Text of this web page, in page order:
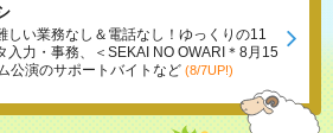
しい業務なし＆電話なし！ゆっくりの11
入力・事務、＜SEKAI NO OWARI＊8月15
公演のサポートバイトなど (8/7UP!)